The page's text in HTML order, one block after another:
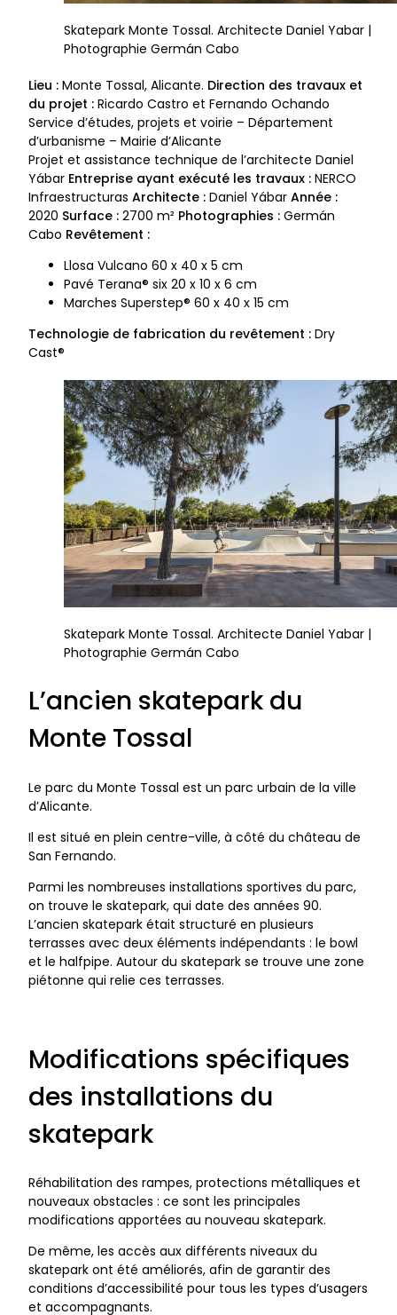
Skatepark Monte Tossal. Architecte Daniel Yabar |
Photographie Germán Cabo
Lieu : Monte Tossal, Alicante. Direction des travaux et
du projet : Ricardo Castro et Fernando Ochando
Service d’études, projets et voirie – Département
d’urbanisme – Mairie d’Alicante
Projet et assistance technique de l’architecte Daniel
Yábar Entreprise ayant exécuté les travaux : NERCO
Infraestructuras Architecte : Daniel Yábar Année :
2020 Surface : 2700 m² Photographies : Germán
Cabo Revêtement :
Llosa Vulcano 60 x 40 x 5 cm
Pavé Terana® six 20 x 10 x 6 cm
Marches Superstep® 60 x 40 x 15 cm
Technologie de fabrication du revêtement : Dry
Cast®
Skatepark Monte Tossal. Architecte Daniel Yabar |
Photographie Germán Cabo
L’ancien skatepark du
Monte Tossal
Le parc du Monte Tossal est un parc urbain de la ville
d’Alicante.
Il est situé en plein centre-ville, à côté du château de
San Fernando.
Parmi les nombreuses installations sportives du parc,
on trouve le skatepark, qui date des années 90.
L’ancien skatepark était structuré en plusieurs
terrasses avec deux éléments indépendants : le bowl
et le halfpipe. Autour du skatepark se trouve une zone
piétonne qui relie ces terrasses.
Modifications spécifiques
des installations du
skatepark
Réhabilitation des rampes, protections métalliques et
nouveaux obstacles : ce sont les principales
modifications apportées au nouveau skatepark.
De même, les accès aux différents niveaux du
skatepark ont été améliorés, afin de garantir des
conditions d’accessibilité pour tous les types d’usagers
et accompagnants.